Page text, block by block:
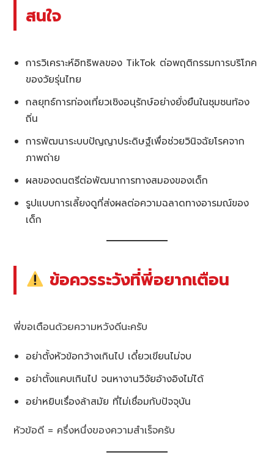
สนใจ
การวิเคราะห์อิทธิพลของ TikTok ต่อพฤติกรรมการบริโภค
ของวัยรุ่นไทย
กลยุทธ์การท่องเที่ยวเชิงอนุรักษ์อย่างยั่งยืนในชุมชนท้อง
ถิ่น
การพัฒนาระบบปัญญาประดิษฐ์เพื่อช่วยวินิจฉัยโรคจาก
ภาพถ่าย
ผลของดนตรีต่อพัฒนาการทางสมองของเด็ก
รูปแบบการเลี้ยงดูที่ส่งผลต่อความฉลาดทางอารมณ์ของ
เด็ก
ข้อควรระวังที่พี่อยากเตือน
พี่ขอเตือนด้วยความหวังดีนะครับ
อย่าตั้งหัวข้อกว้างเกินไป เดี๋ยวเขียนไม่จบ
อย่าตั้งแคบเกินไป จนหางานวิจัยอ้างอิงไม่ได้
อย่าหยิบเรื่องล้าสมัย ที่ไม่เชื่อมกับปัจจุบัน
หัวข้อดี = ครึ่งหนึ่งของความสำเร็จครับ